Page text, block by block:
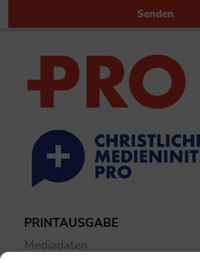
Senden
PRINTAUSGABE
Mediadaten